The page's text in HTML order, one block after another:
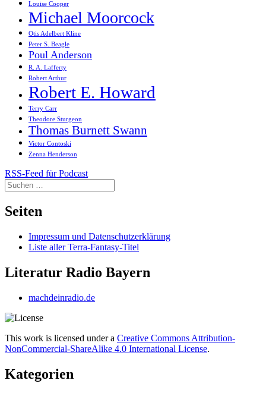
Louise Cooper
Michael Moorcock
Otis Adelbert Kline
Peter S. Beagle
Poul Anderson
R. A. Lafferty
Robert Arthur
Robert E. Howard
Terry Carr
Theodore Sturgeon
Thomas Burnett Swann
Victor Contoski
Zenna Henderson
RSS-Feed für Podcast
Suchen
nach:
Seiten
Impressum und Datenschutzerklärung
Liste aller Terra-Fantasy-Titel
Literatur Radio Bayern
machdeinradio.de
This work is licensed under a Creative Commons Attribution-
NonCommercial-ShareAlike 4.0 International License.
Kategorien